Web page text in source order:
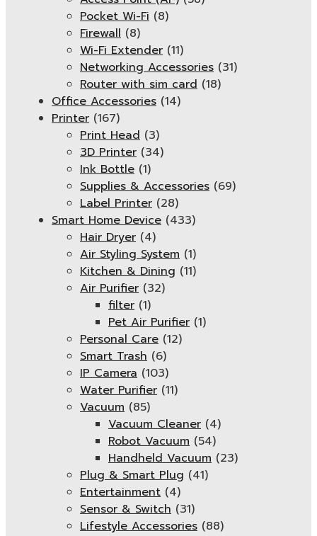
Pocket Wi-Fi (8)
Firewall (8)
Wi-Fi Extender (11)
Networking Accessories (31)
Router with sim card (18)
Office Accessories (14)
Printer (167)
Print Head (3)
3D Printer (34)
Ink Bottle (1)
Supplies & Accessories (69)
Label Printer (28)
Smart Home Device (433)
Hair Dryer (4)
Air Styling System (1)
Kitchen & Dining (11)
Air Purifier (32)
filter (1)
Pet Air Purifier (1)
Personal Care (12)
Smart Trash (6)
IP Camera (103)
Water Purifier (11)
Vacuum (85)
Vacuum Cleaner (4)
Robot Vacuum (54)
Handheld Vacuum (23)
Plug & Smart Plug (41)
Entertainment (4)
Sensor & Switch (31)
Lifestyle Accessories (88)